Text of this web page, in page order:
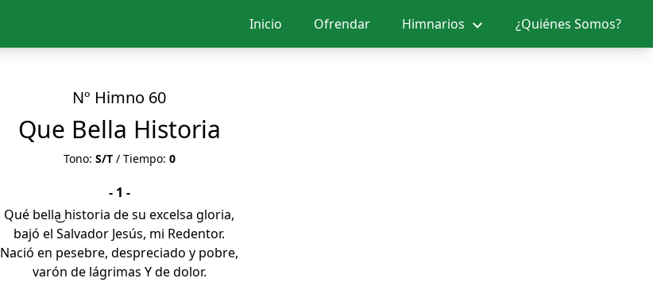
Inicio Ofrendar Himnarios ¿Quiénes Somos?
Nº Himno 60
Que Bella Historia
Tono: S/T/ Tiempo: 0
- 1 -
Qué bella͜ historia de su excelsa gloria,
bajó el Salvador Jesús, mi Redentor.
Nació en pesebre, despreciado y pobre,
varón de lágrimas Y de dolor.